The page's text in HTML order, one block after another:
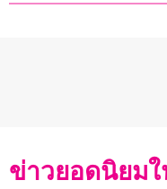
ข่าวยอดนิยม